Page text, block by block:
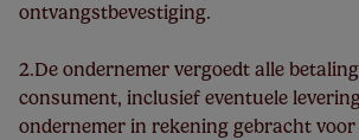
ontvangstbevestiging.
2.De ondernemer vergoedt alle
consument, inclusief eventuele
ondernemer in rekening gebracht